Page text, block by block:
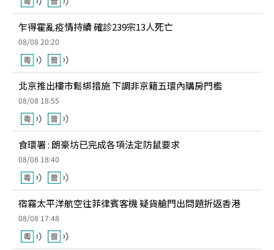
乍得霍亂疫情持續 確診239宗13人死亡
08/08 20:20
北京推出樓市鬆綁措施 下調非京籍五環內購房門檻
08/08 18:55
食環署 : 朗豪坊已完成各項法定防鼠要求
08/08 18:40
宿霧太平洋航空往菲律賓客機 疑貨艙門出問題折返香港
08/08 17:48